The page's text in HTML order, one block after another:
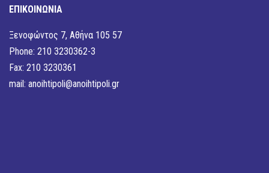
ΕΠΙΚΟΙΝΩΝΙΑ
Ξενοφώντος 7, Αθήνα 105 57
Phone: 210 3230362-3
Fax: 210 3230361
mail: anoihtipoli@anoihtipoli.gr